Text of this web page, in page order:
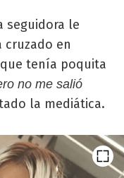
seguidora le
en
tenía poquita
no me salió
la mediática.